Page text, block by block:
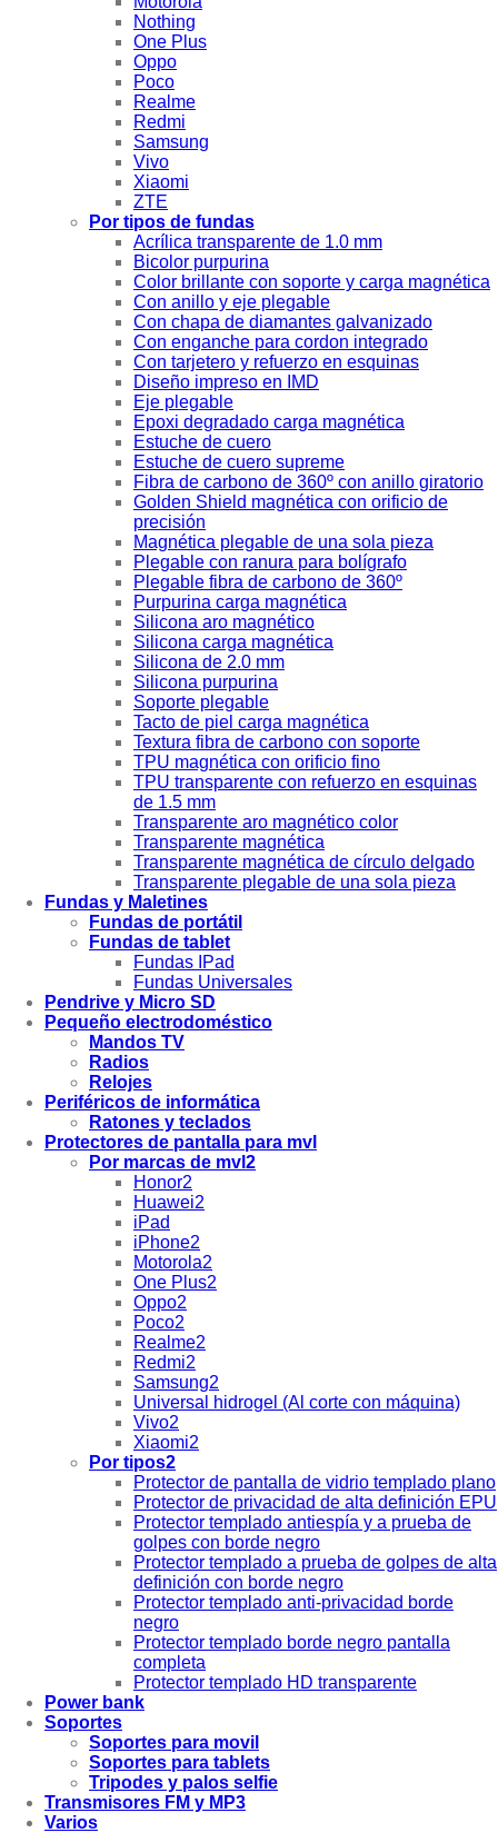
Nothing
One Plus
Oppo
Poco
Realme
Redmi
Samsung
Vivo
Xiaomi
ZTE
Por tipos de fundas
Acrílica transparente de 1.0 mm
Bicolor purpurina
Color brillante con soporte y carga magnética
Con anillo y eje plegable
Con chapa de diamantes galvanizado
Con enganche para cordon integrado
Con tarjetero y refuerzo en esquinas
Diseño impreso en IMD
Eje plegable
Epoxi degradado carga magnética
Estuche de cuero
Estuche de cuero supreme
Fibra de carbono de 360º con anillo giratorio
Golden Shield magnética con orificio de
precisión
Magnética plegable de una sola pieza
Plegable con ranura para bolígrafo
Plegable fibra de carbono de 360º
Purpurina carga magnética
Silicona aro magnético
Silicona carga magnética
Silicona de 2.0 mm
Silicona purpurina
Soporte plegable
Tacto de piel carga magnética
Textura fibra de carbono con soporte
TPU magnética con orificio fino
TPU transparente con refuerzo en esquinas
de 1.5 mm
Transparente aro magnético color
Transparente magnética
Transparente magnética de círculo delgado
Transparente plegable de una sola pieza
Fundas y Maletines
Fundas de portátil
Fundas de tablet
Fundas IPad
Fundas Universales
Pendrive y Micro SD
Pequeño electrodoméstico
Mandos TV
Radios
Relojes
Periféricos de informática
Ratones y teclados
Protectores de pantalla para mvl
Por marcas de mvl2
Honor2
Huawei2
iPad
iPhone2
Motorola2
One Plus2
Oppo2
Poco2
Realme2
Redmi2
Samsung2
Universal hidrogel (Al corte con máquina)
Vivo2
Xiaomi2
Por tipos2
Protector de pantalla de vidrio templado plano
Protector de privacidad de alta definición EPU
Protector templado antiespía y a prueba de
golpes con borde negro
Protector templado a prueba de golpes de alta
definición con borde negro
Protector templado anti-privacidad borde
negro
Protector templado borde negro pantalla
completa
Protector templado HD transparente
Power bank
Soportes
Soportes para movil
Soportes para tablets
Tripodes y palos selfie
Transmisores FM y MP3
Varios